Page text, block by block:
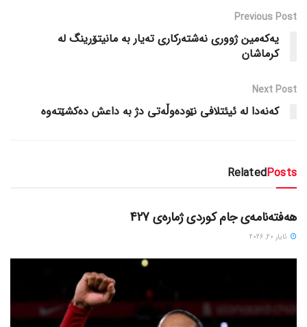
Previous Post
یه‌که‌مین ژووری نه‌شته‌رکاری ته‌یار به‌ مانیتۆرینگ له‌
کرماشان
Next Post
که‌نه‌دا له‌ ئیئتلافی نێوده‌وڵه‌تی دژ به‌ داعش ده‌کشێته‌وه‌
RelatedPosts
دسته‌بندی نشده
هەفتەنامەی جام کوردی ژمارەی 427
ئایار 20, 2026